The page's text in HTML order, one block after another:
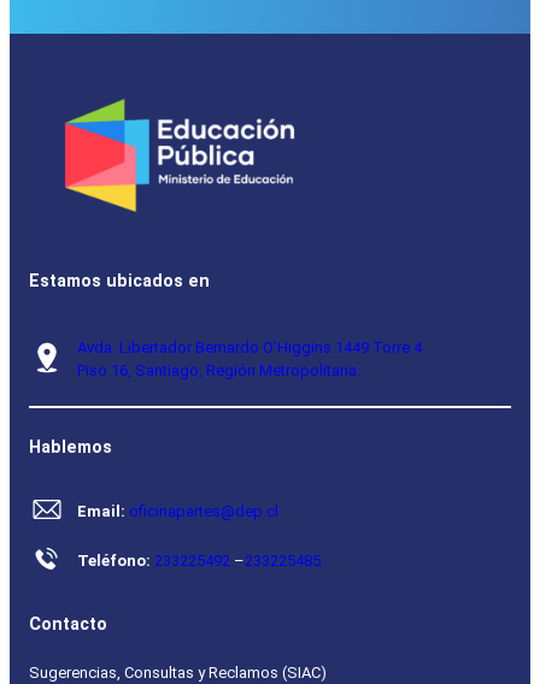
Estamos ubicados en
Avda. Libertador Bernardo O’Higgins 1449 Torre 4
Piso 16, Santiago, Región Metropolitana.
Hablemos
Email: oficinapartes@dep.cl
Teléfono: 233225492 –233225485
Contacto
Sugerencias, Consultas y Reclamos (SIAC)